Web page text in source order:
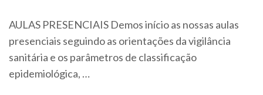
AULAS PRESENCIAIS Demos início as nossas aulas
presenciais seguindo as orientações da vigilância
sanitária e os parâmetros de classificação
epidemiológica, …